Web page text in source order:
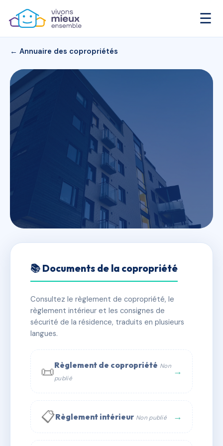
☰
← Annuaire des copropriétés
SDC 83 rue Perronet
✓ Immatriculée 🏠 41 lots 🏗 4 bâtiment(s)
📞 Contacter Syndic Digital
📚 Documents de la copropriété
Consultez le règlement de copropriété, le
règlement intérieur et les consignes de
sécurité de la résidence, traduits en plusieurs
langues.
📜Règlement de copropriété Non
publié
→
📋Règlement intérieur Non publié →